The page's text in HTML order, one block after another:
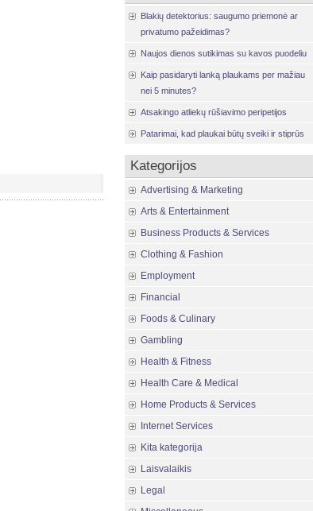
Blakių detektorius: saugumo priemonė ar
privatumo pažeidimas?
Naujos dienos sutikimas su kavos puodeliu
Kaip pasidaryti lanką plaukams per mažiau
nei 5 minutes?
Atsakingo atliekų rūšiavimo peripetijos
Patarimai, kad plaukai būtų sveiki ir stiprūs
Kategorijos
Advertising & Marketing
Arts & Entertainment
Business Products & Services
Clothing & Fashion
Employment
Financial
Foods & Culinary
Gambling
Health & Fitness
Health Care & Medical
Home Products & Services
Internet Services
Kita kategorija
Laisvalaikis
Legal